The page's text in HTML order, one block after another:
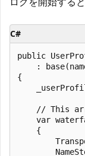
C#
public
:
{
// This
var
    {